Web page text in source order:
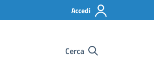
Accedi
Cerca